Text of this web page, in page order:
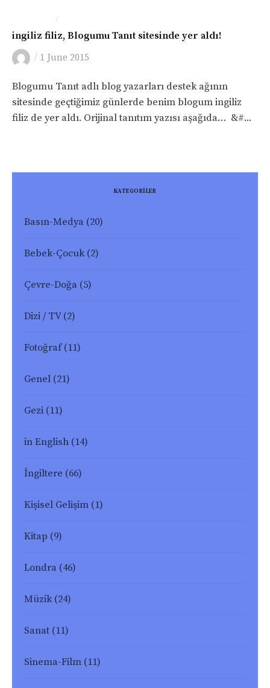
/
ingiliz filiz, Blogumu Tanıt sitesinde yer aldı!
/ 1 June 2015
Blogumu Tanıt adlı blog yazarları destek ağının
sitesinde geçtiğimiz günlerde benim blogum ingiliz
filiz de yer aldı. Orijinal tanıtım yazısı aşağıda… &#...
KATEGORİLER
Basın-Medya (20)
Bebek-Çocuk(2)
Çevre-Doğa (5)
Dizi / TV(2)
Fotoğraf(11)
Genel (21)
Gezi (11)
in English (14)
İngiltere (66)
Kişisel Gelişim (1)
Kitap (9)
Londra (46)
Müzik(24)
Sanat (11)
Sinema-Film (11)